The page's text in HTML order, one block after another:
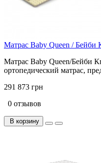
Матрас Baby Queen / Бейби
Матрас Baby Queen/Бейби
ортопедический матрас,
291 873 грн
0 отзывов
В корзину